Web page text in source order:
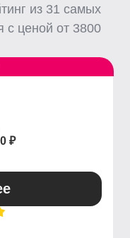
из 31 самых
с ценой от 3800
₽